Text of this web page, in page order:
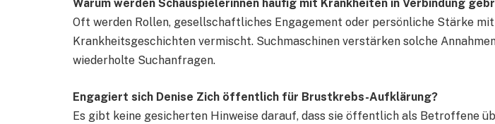
Warum werden Schauspielerinnen häufig mit Krankheiten in Verbindung
Oft werden Rollen, gesellschaftliches Engagement oder persönliche Stärke
Krankheitsgeschichten vermischt. Suchmaschinen verstärken solche
wiederholte Suchanfragen.
Engagiert sich Denise Zich öffentlich für Brustkrebs-Aufklärung?
Es gibt keine gesicherten Hinweise darauf, dass sie öffentlich als Betroffene